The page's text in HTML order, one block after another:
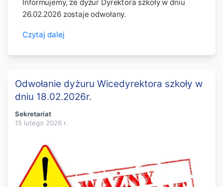
Informujemy, że dyżur Dyrektora szkoły w dniu
26.02.2026 zostaje odwołany.
Czytaj dalej
Odwołanie dyżuru Wicedyrektora szkoły w
dniu 18.02.2026r.
Sekretariat
15 lutego 2026 r.